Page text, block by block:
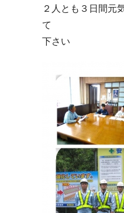
２人とも３日間元
て
下さい